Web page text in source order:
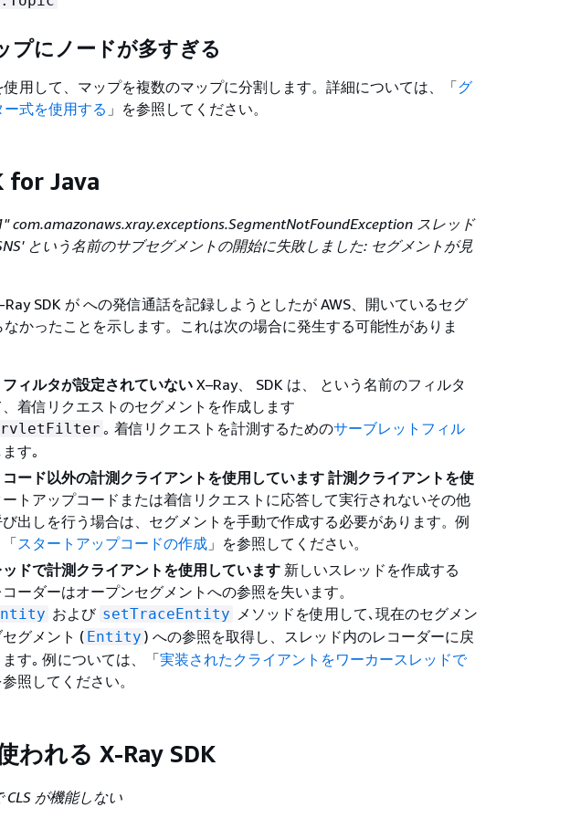
プにノードが多すぎる
用して、マップを複数のマップに分割します。詳細については、「グ
式を使用する 」を参照してください。
for Java
com.amazonaws.xray.exceptions.SegmentNotFoundException スレッド
という名前のサブセグメントの開始に失敗しました: セグメントが見
SDK が への発信通話を記録しようとしたが AWS、開いているセグ
かったことを示します。これは次の場合に発生する可能性がありま
ィルタが設定されていない X–Ray、 SDK は、 という名前のフィルタ
着信リクエストのセグメントを作成します
｡ 着信リクエストを計測するためのサーブレットフィル
す｡
ード以外の計測クライアントを使用しています 計測クライアントを使
トアップコードまたは着信リクエストに応答して実行されないその他
出しを行う場合は、セグメントを手動で作成する必要があります。例
スタートアップコードの作成 」を参照してください。
ドで計測クライアントを使用しています 新しいスレッドを作成する
ーダーはオープンセグメントへの参照を失います。
および setTraceEntity メソッドを使用して､現在のセグメン
グメント ( Entity ) への参照を取得し、スレッド内のレコーダーに戻
す｡ 例については、「実装されたクライアントをワーカースレッドで
照してください。
われる X-Ray SDK
CLS が機能しない